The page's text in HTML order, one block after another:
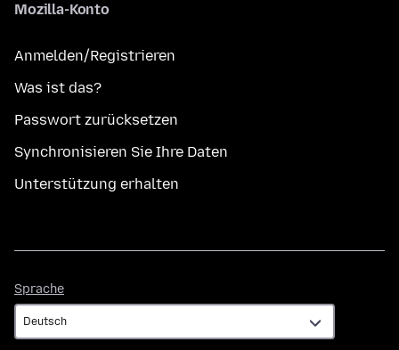
Mozilla-Konto
Anmelden/Registrieren
Was ist das?
Passwort zurücksetzen
Synchronisieren Sie Ihre Daten
Unterstützung erhalten
Sprache